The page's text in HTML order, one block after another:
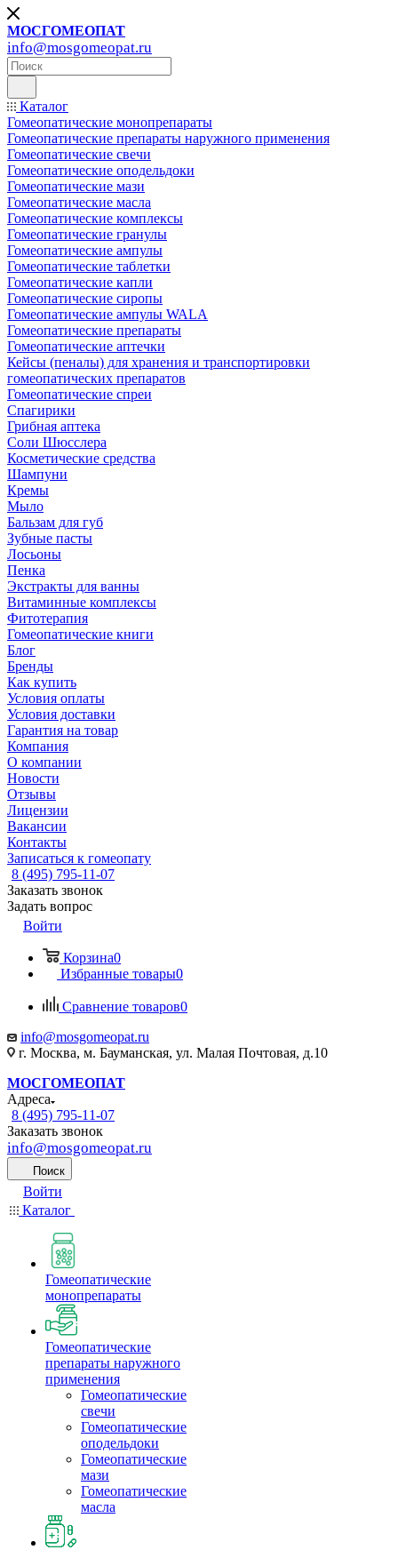
МОСГОМЕОПАТ
info@mosgomeopat.ru
Каталог
Гомеопатические монопрепараты
Гомеопатические препараты наружного применения
Гомеопатические свечи
Гомеопатические оподельдоки
Гомеопатические мази
Гомеопатические масла
Гомеопатические комплексы
Гомеопатические гранулы
Гомеопатические ампулы
Гомеопатические таблетки
Гомеопатические капли
Гомеопатические сиропы
Гомеопатические ампулы WALA
Гомеопатические препараты
Гомеопатические аптечки
Кейсы (пеналы) для хранения и транспортировки
гомеопатических препаратов
Гомеопатические спреи
Спагирики
Грибная аптека
Соли Шюсслера
Косметические средства
Шампуни
Кремы
Мыло
Бальзам для губ
Зубные пасты
Лосьоны
Пенка
Экстракты для ванны
Витаминные комплексы
Фитотерапия
Гомеопатические книги
Блог
Бренды
Как купить
Условия оплаты
Условия доставки
Гарантия на товар
Компания
О компании
Новости
Отзывы
Лицензии
Вакансии
Контакты
Записаться к гомеопату
8 (495) 795-11-07
Заказать звонок
Задать вопрос
Войти
Корзина0
Избранные товары0
Сравнение товаров0
info@mosgomeopat.ru
г. Москва, м. Бауманская, ул. Малая Почтовая, д.10
МОСГОМЕОПАТ
Адреса
8 (495) 795-11-07
Заказать звонок
info@mosgomeopat.ru
Поиск
Войти
Каталог
Гомеопатические
монопрепараты
Гомеопатические
препараты наружного
применения
Гомеопатические
свечи
Гомеопатические
оподельдоки
Гомеопатические
мази
Гомеопатические
масла